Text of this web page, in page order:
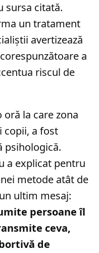
sursa citată.
un tratament
avertizează
a
riscul de
la care zona
copii, a fost
psihologică.
a explicat pentru
metode atât de
ultim mesaj:
persoane îl
ceva,
de